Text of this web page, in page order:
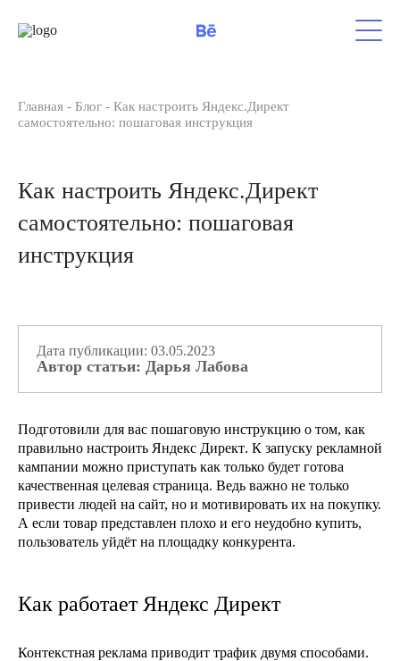
Главная - Блог - Как настроить Яндекс.Директ
самостоятельно: пошаговая инструкция
Как настроить Яндекс.Директ
самостоятельно: пошаговая
инструкция
Дата публикации: 03.05.2023
Автор статьи: Дарья Лабова
Подготовили для вас пошаговую инструкцию о том, как
правильно настроить Яндекс Директ. К запуску рекламной
кампании можно приступать как только будет готова
качественная целевая страница. Ведь важно не только
привести людей на сайт, но и мотивировать их на покупку.
А если товар представлен плохо и его неудобно купить,
пользователь уйдёт на площадку конкурента.
Как работает Яндекс Директ
Контекстная реклама приводит трафик двумя способами.